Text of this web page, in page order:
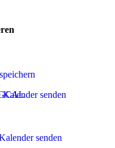
senden
senden